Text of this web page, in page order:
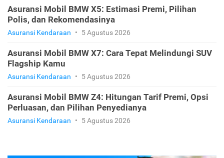
Asuransi Mobil BMW X5: Estimasi Premi, Pilihan
Polis, dan Rekomendasinya
Asuransi Kendaraan • 5 Agustus 2026
Asuransi Mobil BMW X7: Cara Tepat Melindungi SUV
Flagship Kamu
Asuransi Kendaraan • 5 Agustus 2026
Asuransi Mobil BMW Z4: Hitungan Tarif Premi, Opsi
Perluasan, dan Pilihan Penyedianya
Asuransi Kendaraan • 5 Agustus 2026